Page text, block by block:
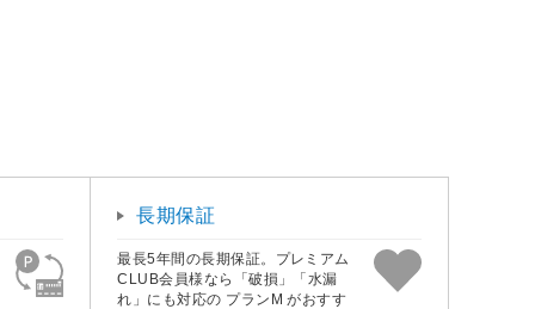
長期保証
最長5年間の長期保証。プレミアム
CLUB会員様なら「破損」「水漏
れ」にも対応の プランM がおすす